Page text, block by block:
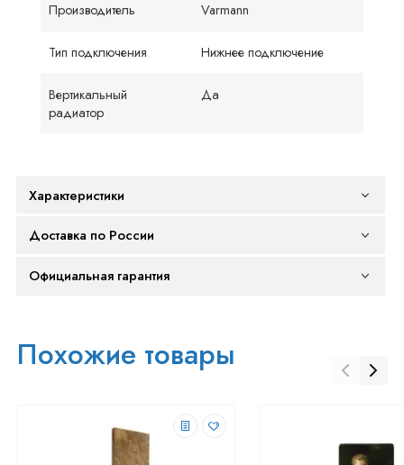
Производитель Varmann
Тип подключения Нижнее подключение
Вертикальный
радиатор
Да
Характеристики
Доставка по России
Официальная гарантия
Похожие товары